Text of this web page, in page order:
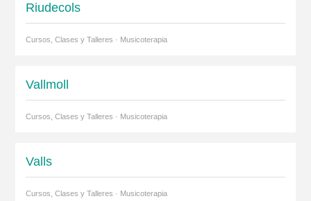
Riudecols
Cursos, Clases y Talleres · Musicoterapia
Vallmoll
Cursos, Clases y Talleres · Musicoterapia
Valls
Cursos, Clases y Talleres · Musicoterapia